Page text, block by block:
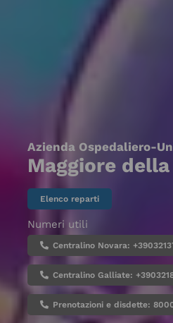
Azienda Ospedaliero-
Maggiore
Elenco reparti
Numeri utili
Centralino Novara:
Centralino Galliate:
Prenotazioni e disdette: